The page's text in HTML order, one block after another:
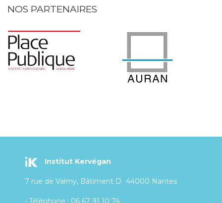
NOS PARTENAIRES
Institut Kervégan
7 rue de Valmy, Bâtiment D 44000 Nantes
- Téléphone : 06 67 91 10 74